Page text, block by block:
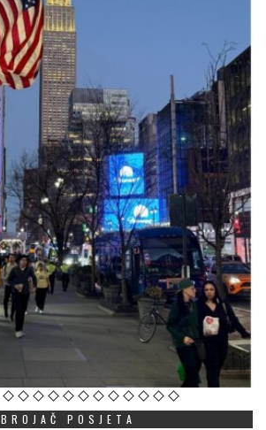
BROJAČ POSJETA